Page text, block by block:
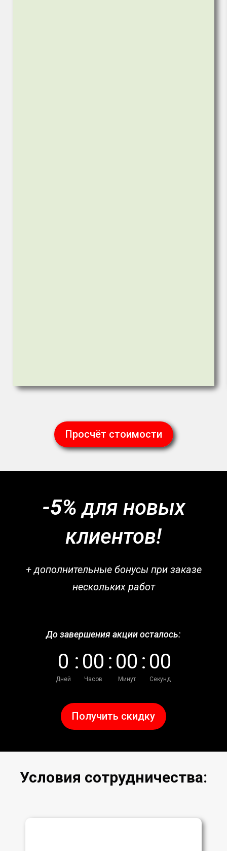
Просчёт стоимости
-5% для новых
клиентов!
+ дополнительные бонусы при заказе
нескольких работ
До завершения акции осталось:
0
Дней
: 00
Часов
: 00
Минут
: 00
Секунд
Получить скидку
Условия сотрудничества: